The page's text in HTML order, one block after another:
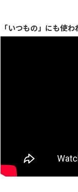
「いつもの」にも使